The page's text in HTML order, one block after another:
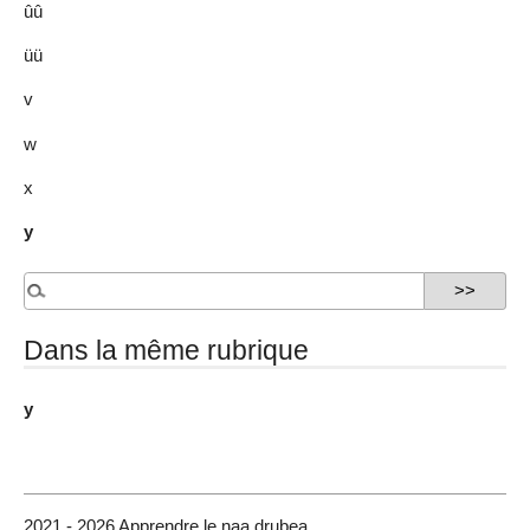
ûû
üü
v
w
x
y
Dans la même rubrique
y
2021 - 2026 Apprendre le naa drubea